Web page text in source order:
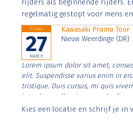
rijders als beginnende rijders.
regelmatig gestopt voor mens
Friday
27
MARCH
Kawasaki Promo Tour
Nieuw Weerdinge (DR)
Lorem ipsum dolor sit amet,
elit. Suspendisse varius enim in
tristique. Duis cursus, mi quis
interdum nulla, ut commodo diam
Aenean faucibus nibh et justo
Kies een locatie en schrijf je in